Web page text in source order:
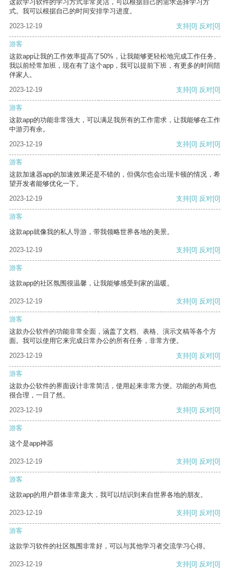
这款学习软件的学习方式非常灵活，可以根据自己的需求选择学习方
式。我可以根据自己的时间安排学习进度。
2023-12-19
支持[0] 反对[0]
游客
这款app让我的工作效率提高了50%，让我能够更轻松地完成工作任务。
我以前经常加班，现在有了这个app，我可以提前下班，有更多的时间陪
伴家人。
2023-12-19
支持[0] 反对[0]
游客
这款app的功能非常强大，可以满足我所有的工作需求，让我能够在工作
中游刃有余。
2023-12-19
支持[0] 反对[0]
游客
这款加速器app的加速效果还是不错的，但偶尔也会出现卡顿的情况，希
望开发者能够优化一下。
2023-12-19
支持[0] 反对[0]
游客
这款app就像我的私人导游，带我领略世界各地的美景。
2023-12-19 支持[0] 反对[0]
游客
这款app的社区氛围很温馨，让我能够感受到家的温暖。
2023-12-19 支持[0] 反对[0]
游客
这款办公软件的功能非常全面，涵盖了文档、表格、演示文稿等各个方
面。我可以使用它来完成日常办公的所有任务，非常方便。
2023-12-19
支持[0] 反对[0]
游客
这款办公软件的界面设计非常简洁，使用起来非常方便。功能的布局也
很合理，一目了然。
2023-12-19
支持[0] 反对[0]
游客
这个是app神器
2023-12-19 支持[0] 反对[0]
游客
这款app的用户群体非常庞大，我可以结识到来自世界各地的朋友。
2023-12-19 支持[0] 反对[0]
游客
这款学习软件的社区氛围非常好，可以与其他学习者交流学习心得。
2023-12-19 支持[0] 反对[0]